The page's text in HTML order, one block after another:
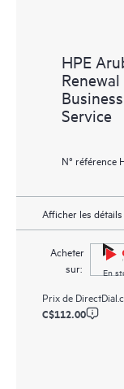
HPE
Service
N° référence
Afficher les
Acheter
sur:
En
Prix de
C$112.00